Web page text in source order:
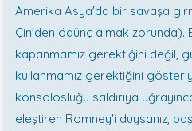
Amerika Asya'da bir savaşa
Çin'den ödünç almak zorunda).
kapanmamız gerektiğini değil,
kullanmamız gerektiğini
konsolosluğu saldırıya
eleştiren Romney'i duysanız,